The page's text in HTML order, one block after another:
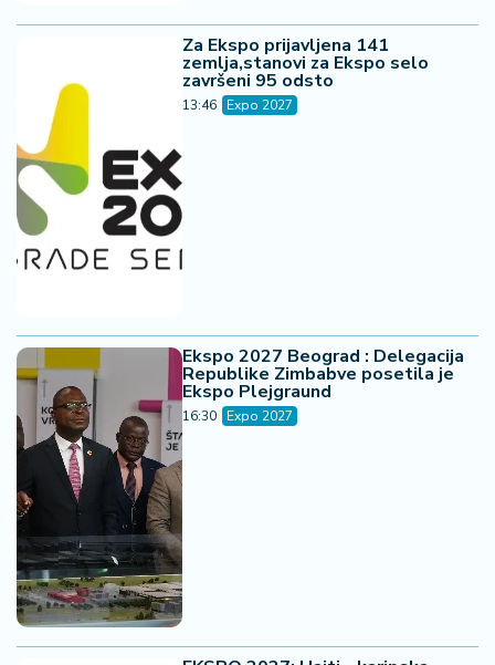
Za Ekspo prijavljena 141
zemlja,stanovi za Ekspo selo
završeni 95 odsto
13:46 Expo 2027
Ekspo 2027 Beograd : Delegacija
Republike Zimbabve posetila je
Ekspo Plejgraund
16:30 Expo 2027